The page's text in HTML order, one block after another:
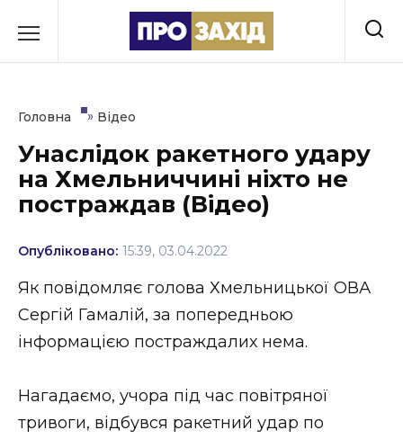
до
Культура
Освіта
Події
Політика
Соціум
Стиль життя
Головна » Відео
Унаслідок ракетного удару
на Хмельниччині ніхто не
постраждав (Відео)
Опубліковано: 15:39, 03.04.2022
Як повідомляє голова Хмельницької ОВА
Сергій Гамалій, за попередньою
інформацією постраждалих нема.
Нагадаємо, учора під час повітряної
тривоги, відбувся ракетний удар по